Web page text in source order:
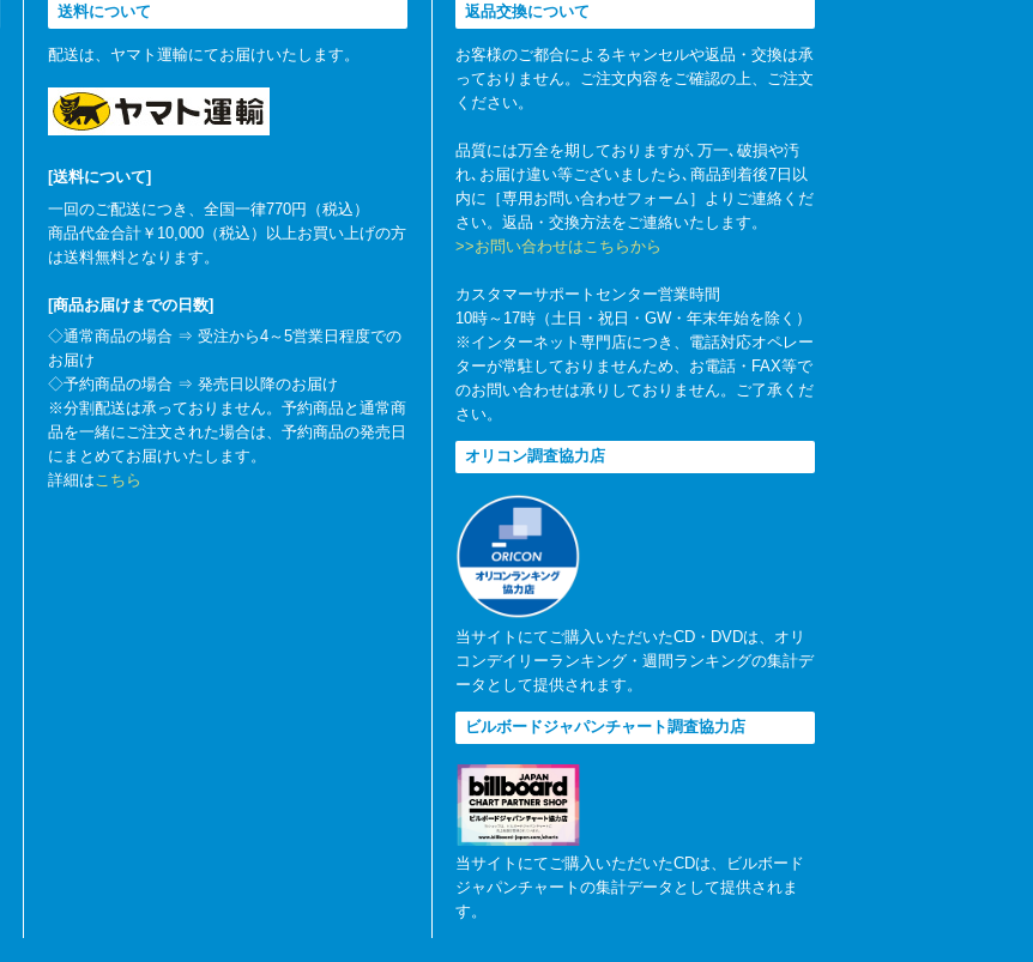
送料について
配送は、ヤマト運輸にてお届けいたします。
[送料について]
一回のご配送につき、全国一律770円（税込）
商品代金合計￥10,000（税込）以上お買い上げの方
は送料無料となります。
[商品お届けまでの日数]
◇通常商品の場合 ⇒ 受注から4～5営業日程度での
お届け
◇予約商品の場合 ⇒ 発売日以降のお届け
※分割配送は承っておりません。予約商品と通常商
品を一緒にご注文された場合は、予約商品の発売日
にまとめてお届けいたします。
詳細はこちら
返品交換について
お客様のご都合によるキャンセルや返品・交換は承
っておりません。ご注文内容をご確認の上、ご注文
ください。
品質には万全を期しておりますが､万一､破損や汚
れ､お届け違い等ございましたら､商品到着後7日以
内に［専用お問い合わせフォーム］よりご連絡くだ
さい。返品・交換方法をご連絡いたします。
>>お問い合わせはこちらから
カスタマーサポートセンター営業時間
10時～17時（土日・祝日・GW・年末年始を除く）
※インターネット専門店につき、電話対応オペレー
ターが常駐しておりませんため、お電話・FAX等で
のお問い合わせは承りしておりません。ご了承くだ
さい。
オリコン調査協力店
当サイトにてご購入いただいたCD・DVDは、オリ
コンデイリーランキング・週間ランキングの集計デ
ータとして提供されます。
ビルボードジャパンチャート調査協力店
当サイトにてご購入いただいたCDは、ビルボード
ジャパンチャートの集計データとして提供されま
す。